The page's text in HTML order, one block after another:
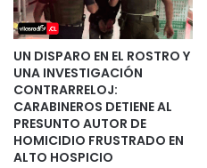
UN DISPARO EN EL ROSTRO Y
UNA INVESTIGACIÓN
CONTRARRELOJ:
CARABINEROS DETIENE AL
PRESUNTO AUTOR DE
HOMICIDIO FRUSTRADO EN
ALTO HOSPICIO